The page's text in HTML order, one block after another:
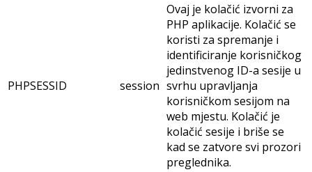
PHPSESSID session
Ovaj je kolačić izvorni za
PHP aplikacije. Kolačić se
koristi za spremanje i
identificiranje korisničkog
jedinstvenog ID-a sesije u
svrhu upravljanja
korisničkom sesijom na
web mjestu. Kolačić je
kolačić sesije i briše se
kad se zatvore svi prozori
preglednika.